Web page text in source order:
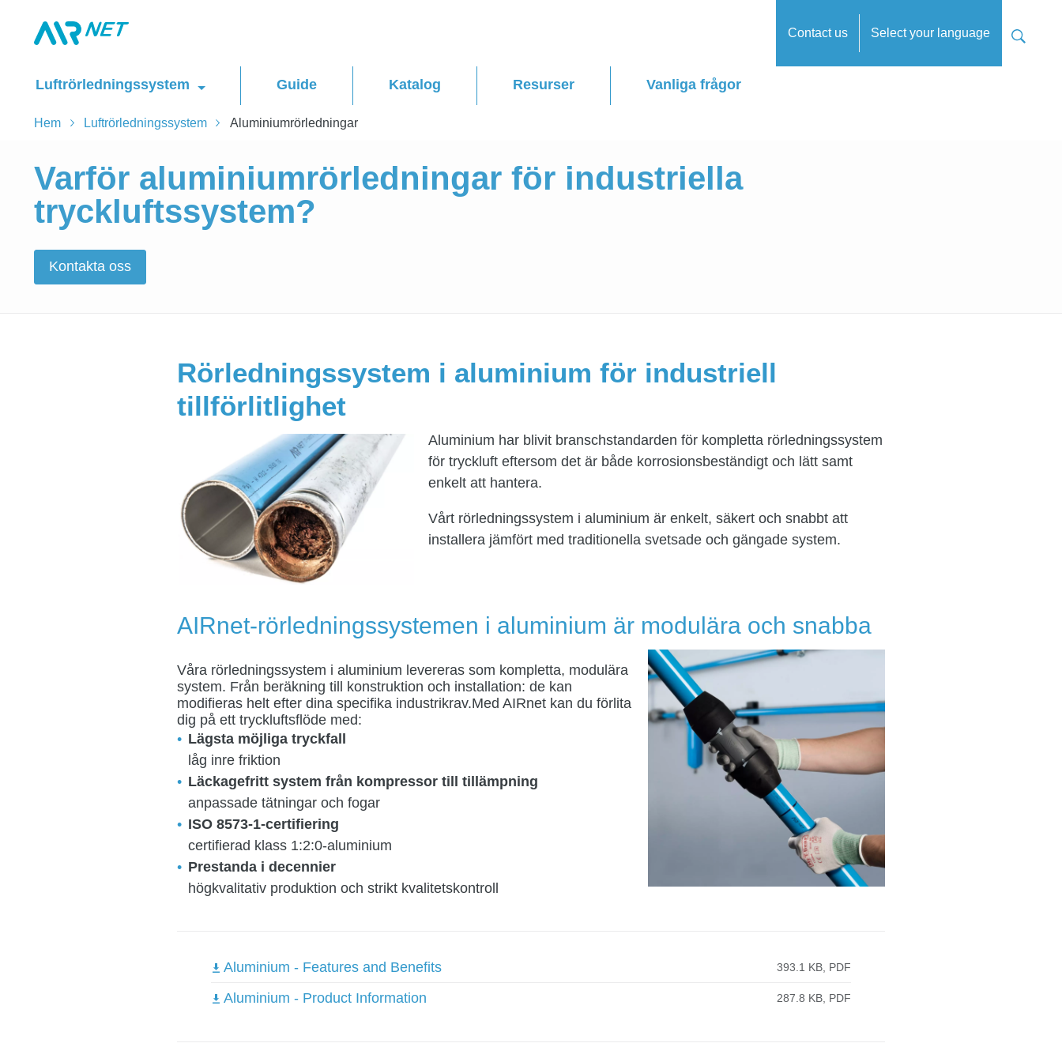
Contact us Select your language
Luftrörledningssystem Guide Katalog Resurser Vanliga frågor
Hem Luftrörledningssystem Aluminiumrörledningar
Varför aluminiumrörledningar för industriella
tryckluftssystem?
Kontakta oss
Rörledningssystem i aluminium för industriell
tillförlitlighet
Aluminium har blivit branschstandarden för kompletta rörledningssystem
för tryckluft eftersom det är både korrosionsbeständigt och lätt samt
enkelt att hantera.
Vårt rörledningssystem i aluminium är enkelt, säkert och snabbt att
installera jämfört med traditionella svetsade och gängade system.
AIRnet-rörledningssystemen i aluminium är modulära och snabba
Våra rörledningssystem i aluminium levereras som kompletta, modulära
system. Från beräkning till konstruktion och installation: de kan
modifieras helt efter dina specifika industrikrav.Med AIRnet kan du förlita
dig på ett tryckluftsflöde med:
Lägsta möjliga tryckfall
låg inre friktion
Läckagefritt system från kompressor till tillämpning
anpassade tätningar och fogar
ISO 8573-1-certifiering
certifierad klass 1:2:0-aluminium
Prestanda i decennier
högkvalitativ produktion och strikt kvalitetskontroll
Aluminium - Features and Benefits 393.1 KB, PDF
Aluminium - Product Information 287.8 KB, PDF